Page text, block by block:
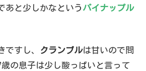
あと少しかなという パイナップル
ですし、 クランブルは甘いので問
の息子は少し酸っぱいと言って